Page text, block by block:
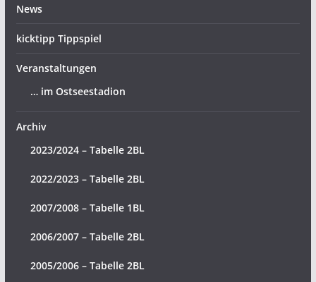
News
kicktipp Tippspiel
Veranstaltungen
… im Ostseestadion
Archiv
2023/2024 – Tabelle 2BL
2022/2023 – Tabelle 2BL
2007/2008 – Tabelle 1BL
2006/2007 – Tabelle 2BL
2005/2006 – Tabelle 2BL